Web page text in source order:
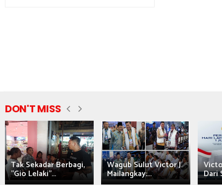
DON'T MISS
Tak Sekadar Berbagi,
"Gio Lelaki"...
Wagub Sulut Victor J.
Mailangkay:... Dari